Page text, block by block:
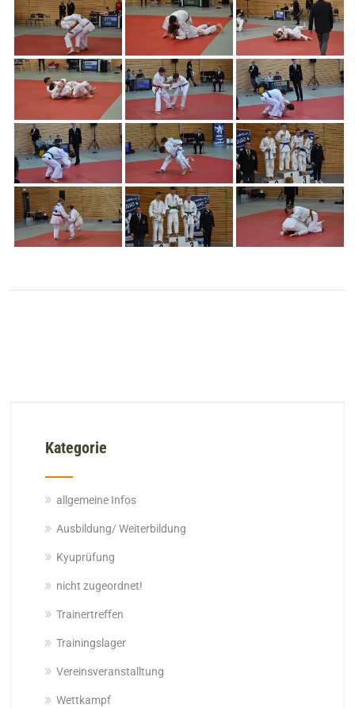
Kategorie
allgemeine Infos
Ausbildung/ Weiterbildung
Kyuprüfung
nicht zugeordnet!
Trainertreffen
Trainingslager
Vereinsveranstalltung
Wettkampf